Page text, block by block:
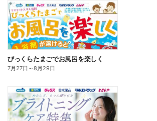
びっくらたまごでお風呂を楽しく
7月27日 ～8月29日